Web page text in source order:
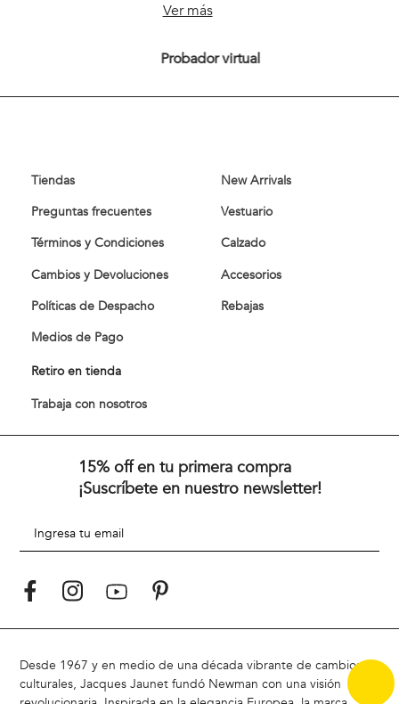
Comprar
Ver más
Probador virtual
Tiendas
Preguntas frecuentes
Términos y Condiciones
Cambios y Devoluciones
Políticas de Despacho
Medios de Pago
Retiro en tienda
Trabaja con nosotros
New Arrivals
Vestuario
Calzado
Accesorios
Rebajas
15% off en tu primera compra
¡Suscríbete en nuestro newsletter!
Desde 1967 y en medio de una década vibrante de cambios
culturales, Jacques Jaunet fundó Newman con una visión